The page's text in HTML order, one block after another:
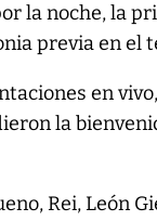
la noche, la
previa en el
en
la
Rei, León